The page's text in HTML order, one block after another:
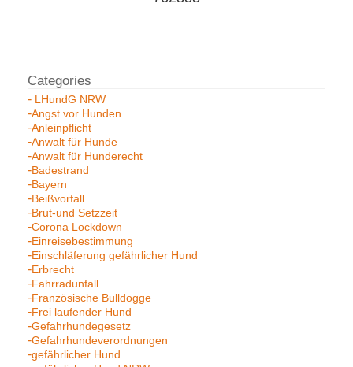
LHundG NRW
Angst vor Hunden
Anleinpflicht
Anwalt für Hunde
Anwalt für Hunderecht
Badestrand
Bayern
Beißvorfall
Brut-und Setzzeit
Corona Lockdown
Einreisebestimmung
Einschläferung gefährlicher Hund
Erbrecht
Fahrradunfall
Französische Bulldogge
Frei laufender Hund
Gefahrhundegesetz
Gefahrhundeverordnungen
gefährlicher Hund